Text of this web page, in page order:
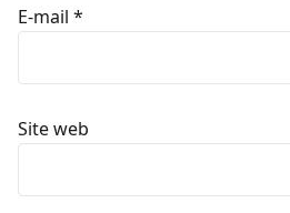
E-mail *
Site web